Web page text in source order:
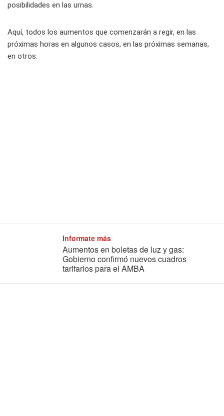
posibilidades en las urnas.
Aquí, todos los aumentos que comenzarán a regir, en las
próximas horas en algunos casos, en las próximas semanas,
en otros.
Informate más
Aumentos en boletas de luz y gas:
Gobierno confirmó nuevos cuadros
tarifarios para el AMBA